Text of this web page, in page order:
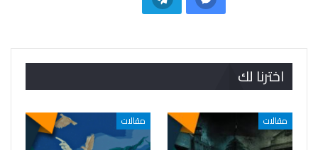
اخترنا لك
مقالات مقالات